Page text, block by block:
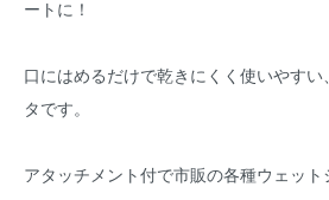
ートに！
口にはめるだけで乾きにくく使いやす
タです。
アタッチメント付で市販の各種ウェット